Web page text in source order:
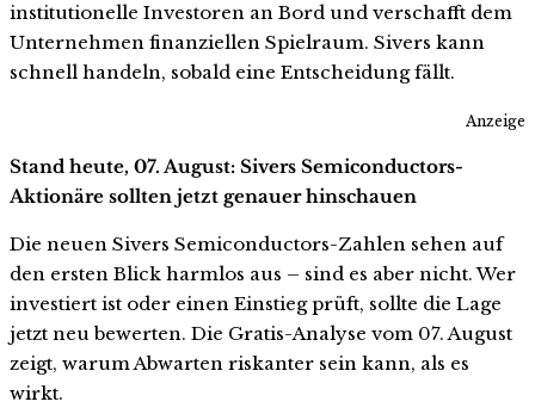
institutionelle Investoren an Bord und verschafft dem
Unternehmen finanziellen Spielraum. Sivers kann
schnell handeln, sobald eine Entscheidung fällt.
Anzeige
Stand heute, 07. August: Sivers Semiconductors-
Aktionäre sollten jetzt genauer hinschauen
Die neuen Sivers Semiconductors-Zahlen sehen auf
den ersten Blick harmlos aus – sind es aber nicht. Wer
investiert ist oder einen Einstieg prüft, sollte die Lage
jetzt neu bewerten. Die Gratis-Analyse vom 07. August
zeigt, warum Abwarten riskanter sein kann, als es
wirkt.